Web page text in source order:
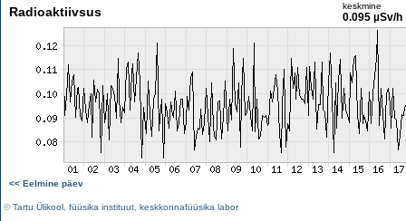
Radioaktiivsus keskmine
0.095 µSv/h
<< Eelmine päev
©Tartu Ülikool füüsika instituut keskkonnafüüsika labor